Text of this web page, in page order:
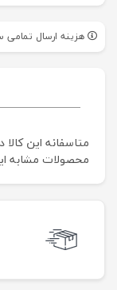
هزینه ارسال تمامی
متاسفانه این
محصولات مشابه